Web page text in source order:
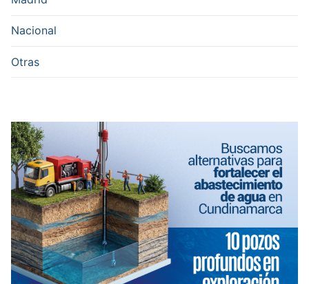
Nacional
Otras